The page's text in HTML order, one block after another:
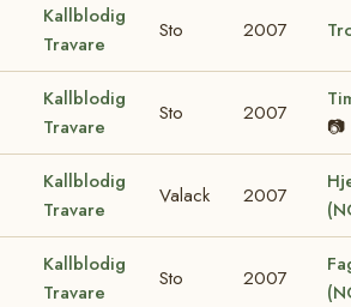
Kallblodig
Travare
Sto 2007
Kallblodig
Travare
Sto 2007
📷
Kallblodig
Travare
Valack 2007
Kallblodig
Travare
Sto 2007